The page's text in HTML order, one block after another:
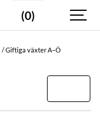
(0)
Giftiga växter A–Ö